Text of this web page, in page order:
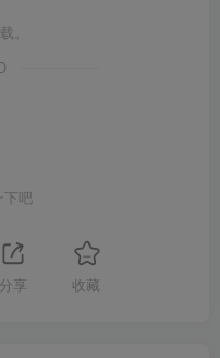
。
下吧
分享 收藏